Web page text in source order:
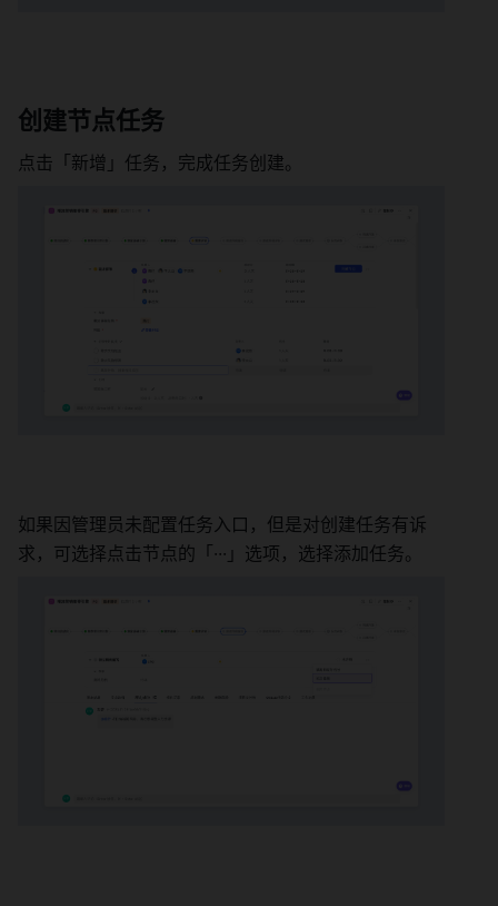
创建节点任务
点击「新增」任务，完成任务创建。
如果因管理员未配置任务入口，但是对创建任务有诉
求，可选择点击节点的「···」选项，选择添加任务。